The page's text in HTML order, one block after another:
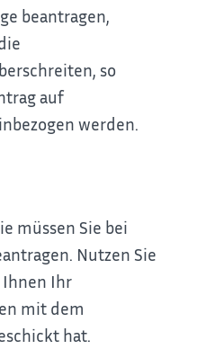
beantragen,
so
auf
werden.
müssen Sie bei
Nutzen Sie
Ihnen Ihr
mit dem
hat.